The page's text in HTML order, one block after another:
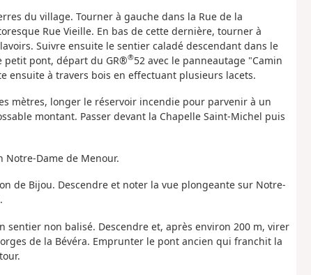
du village. Tourner à gauche dans la Rue de la
Rue Vieille. En bas de cette dernière, tourner à
Suivre ensuite le sentier caladé descendant dans le
petit pont, départ du GR®®52 avec le panneautage "Camin
ensuite à travers bois en effectuant plusieurs lacets.
mètres, longer le réservoir incendie pour parvenir à un
montant. Passer devant la Chapelle Saint-Michel puis
Dame de Menour.
de Bijou. Descendre et noter la vue plongeante sur Notre-
non balisé. Descendre et, après environ 200 m, virer
de la Bévéra. Emprunter le pont ancien qui franchit la